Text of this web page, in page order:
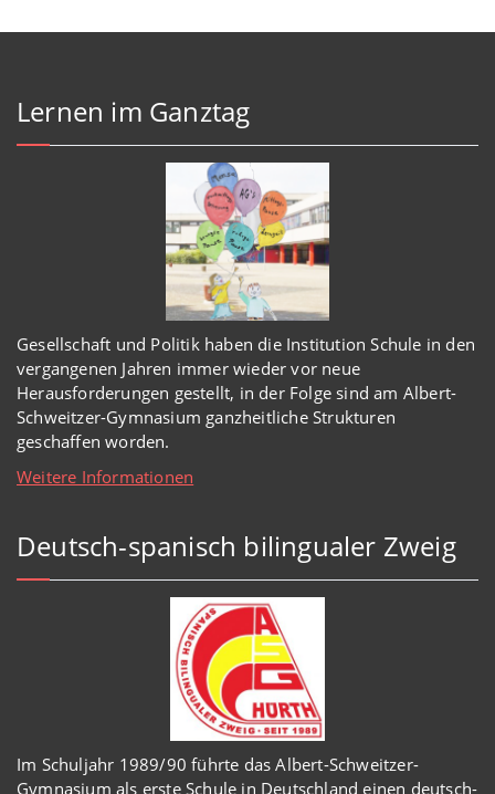
Lernen im Ganztag
Gesellschaft und Politik haben die Institution Schule in den
vergangenen Jahren immer wiedervor neue
Herausforderungen gestellt, in der Folge sind am Albert-
Schweitzer-Gymnasium ganzheitliche Strukturen
geschaffen worden.
Weitere Informationen
Deutsch-spanisch bilingualer Zweig
Im Schuljahr 1989/90 führte das Albert-Schweitzer-
Gymnasium als erste Schule in Deutschland einen deutsch-